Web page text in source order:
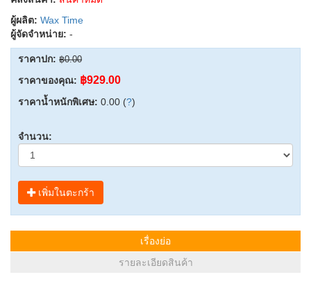
ผู้ผลิต: Wax Time
ผู้จัดจำหน่าย: -
ราคาปก: ฿0.00
ราคาของคุณ: ฿929.00
ราคาน้ำหนักพิเศษ: 0.00 (?)
จำนวน:
เพิ่มในตะกร้า
เรื่องย่อ
รายละเอียดสินค้า